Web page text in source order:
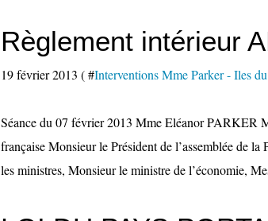
Règlement intérieur
19 février 2013 ( #Interventions Mme Parker - Iles
Séance du 07 février 2013 Mme Eléanor PARKER
française Monsieur le Président de l’assemblée de
les ministres, Monsieur le ministre de l’économie,